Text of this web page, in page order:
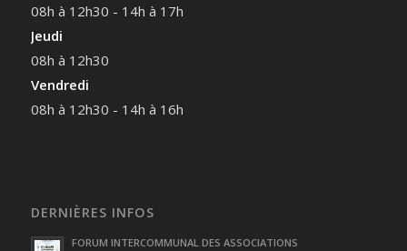
08h à 12h30 - 14h à 17h
Jeudi
08h à 12h30
Vendredi
08h à 12h30 - 14h à 16h
DERNIÈRES INFOS
FORUM INTERCOMMUNAL DES ASSOCIATIONS